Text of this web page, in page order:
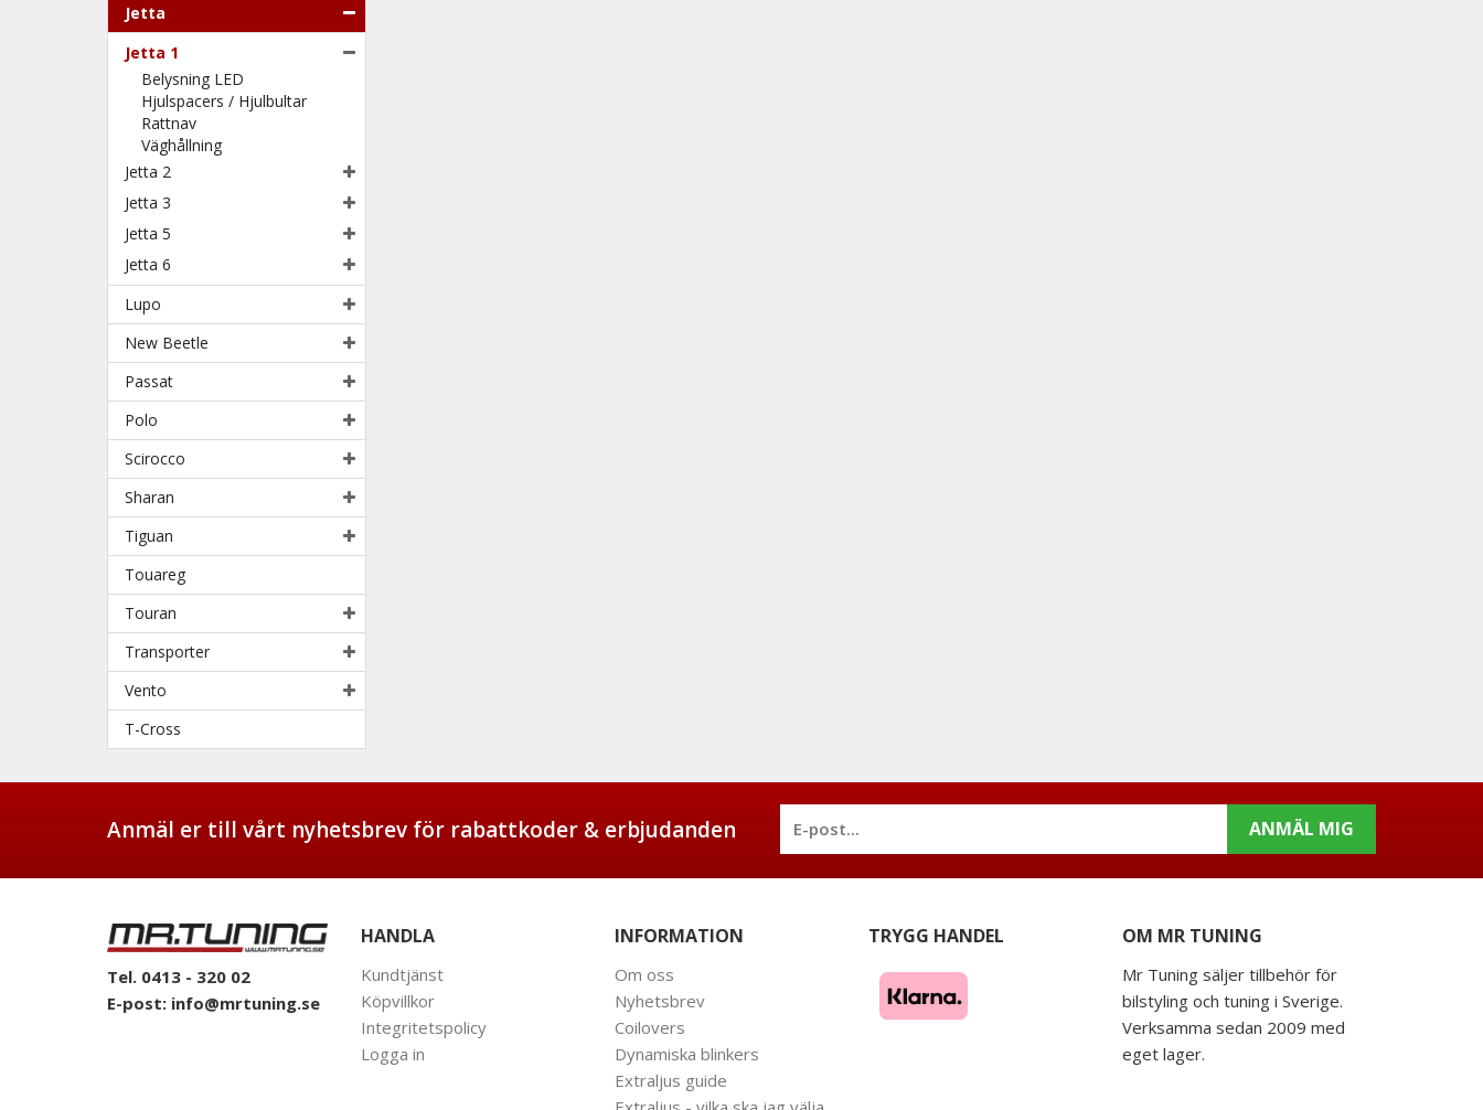
Jetta
Jetta 1
Belysning LED
Hjulspacers / Hjulbultar
Rattnav
Väghållning
Jetta 2
Jetta 3
Jetta 5
Jetta 6
Lupo
New Beetle
Passat
Polo
Scirocco
Sharan
Tiguan
Touareg
Touran
Transporter
Vento
T-Cross
Anmäl er till vårt nyhetsbrev för rabattkoder & erbjudanden ANMÄL MIG
Tel. 0413 - 320 02
E-post: info@mrtuning.se
HANDLA
Kundtjänst
Köpvillkor
Integritetspolicy
Logga in
INFORMATION
Om oss
Nyhetsbrev
Coilovers
Dynamiska blinkers
Extraljus guide
TRYGG HANDEL OM MR TUNING
Mr Tuning säljer tillbehör för
bilstyling och tuning i Sverige.
Verksamma sedan 2009 med
eget lager.